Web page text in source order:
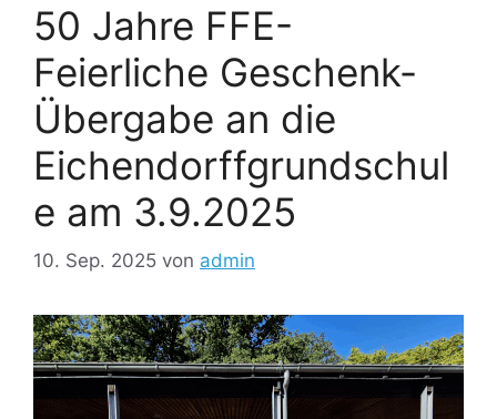
50 Jahre FFE-
Feierliche Geschenk-
Übergabe an die
Eichendorffgrundschul
e am 3.9.2025
10. Sep. 2025 von admin